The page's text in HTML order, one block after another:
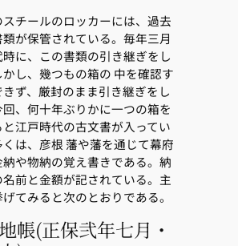
チールのロッカーには、過去
が保管されている。毎年三月
に、この書類の引き継ぎをし
し、幾つもの箱の 中を確認す
ず、厳封のまま引き継ぎをし
、何十年ぶりかに一つの箱を
江戸時代の古文書が入ってい
は、彦根 藩や藩を通じて幕府
や物納の覚え書きである。納
前と金額が記されている。主
てみると次のとおりである。
帳(正保弐年七月・